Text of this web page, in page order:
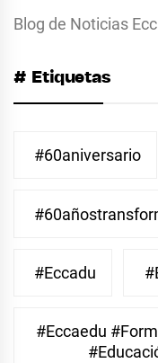
Blog de Noticias
# Etiquetas
#60aniversario
#eccadu
#eccaedu